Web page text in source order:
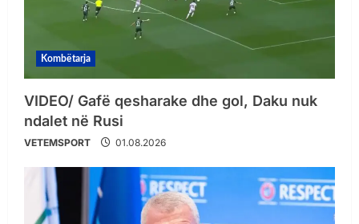
Kombëtarja
VIDEO/ Gafë qesharake dhe gol, Daku nuk
ndalet në Rusi
VETEMSPORT 01.08.2026